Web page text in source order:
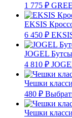
1 775 ₽
EKSIS
6 450 ₽
JOGEL
4 810 ₽
Чешки
480 ₽
Чешки